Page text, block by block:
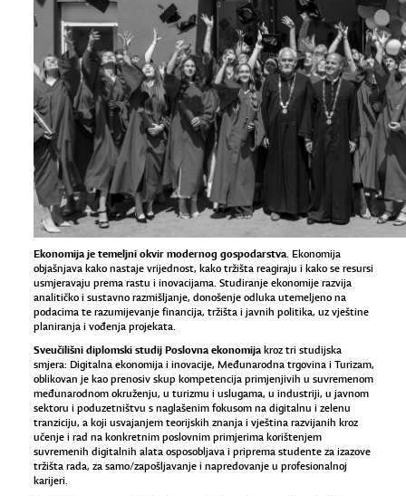
Ekonomija je temeljni okvir modernog gospodarstva. Ekonomija
objašnjava kako nastaje vrijednost, kako tržišta reagiraju i kako se resursi
usmjeravaju prema rastu i inovacijama. Studiranje ekonomije razvija
analitičko i sustavno razmišljanje, donošenje odluka utemeljeno na
podacima te razumijevanje financija, tržišta i javnih politika, uz vještine
planiranja i vođenja projekata.
Sveučilišni diplomski studij Poslovna ekonomija kroz tri studijska
smjera: Digitalna ekonomija i inovacije, Međunarodna trgovina i Turizam,
oblikovan je kao prenosiv skup kompetencija primjenjivih u suvremenom
međunarodnom okruženju, u turizmu i uslugama, u industriji, u javnom
sektoru i poduzetništvu s naglašenim fokusom na digitalnu i zelenu
tranziciju, a koji usvajanjem teorijskih znanja i vještina razvijanih kroz
učenje i rad na konkretnim poslovnim primjerima korištenjem
suvremenih digitalnih alata osposobljava i priprema studente za izazove
tržišta rada, za samo/zapošljavanje i napredovanje u profesionalnoj
karijeri.